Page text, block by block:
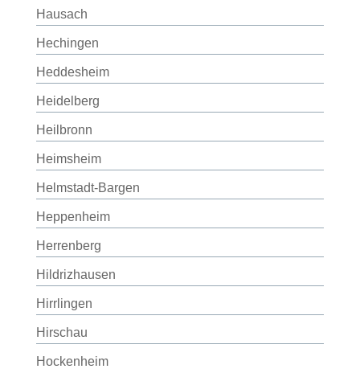
Hausach
Hechingen
Heddesheim
Heidelberg
Heilbronn
Heimsheim
Helmstadt-Bargen
Heppenheim
Herrenberg
Hildrizhausen
Hirrlingen
Hirschau
Hockenheim